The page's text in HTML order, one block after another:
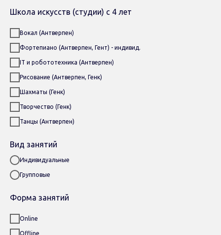
Школа искусств (студии) с 4 лет
Вокал (Антверпен)
Фортепиано (Антверпен, Гент) - индивид.
IT и робототехника (Антверпен)
Рисование (Антверпен, Генк)
Шахматы (Генк)
Творчество (Генк)
Танцы (Антверпен)
Вид занятий
Индивидуальные
Групповые
Форма занятий
Online
Offline